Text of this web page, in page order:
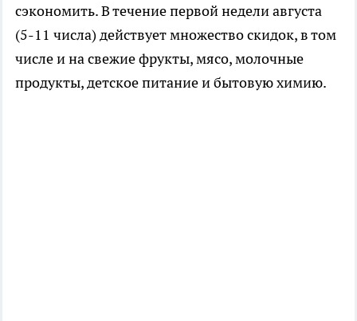
сэкономить. В течение первой недели августа
(5-11 числа) действует множество скидок, в том
числе и на свежие фрукты, мясо, молочные
продукты, детское питание и бытовую химию.